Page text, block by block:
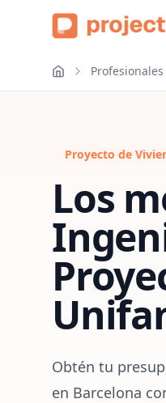
Profesionales
Proyecto de
Los
Obtén tu
en Barcelona